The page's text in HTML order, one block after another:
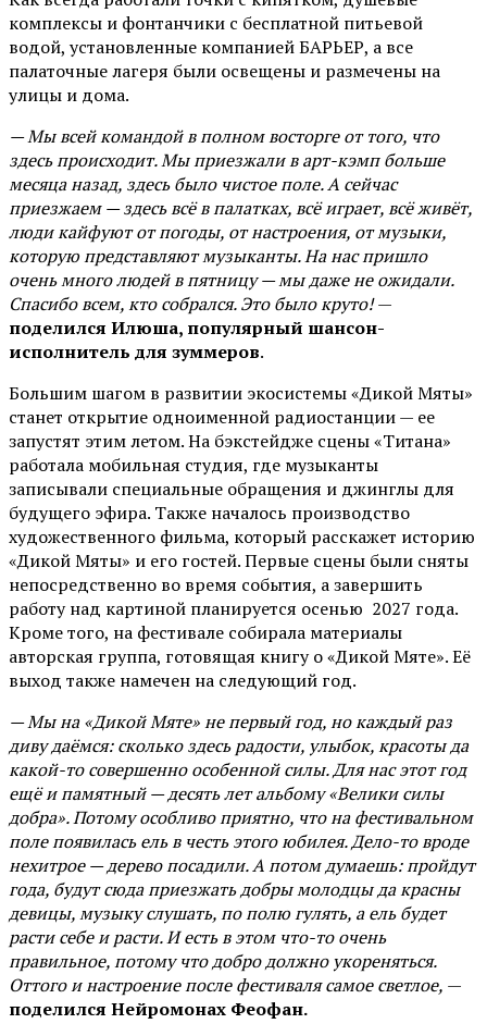
комплексы и фонтанчики с бесплатной питьевой
водой, установленные компанией БАРЬЕР, а все
палаточные лагеря были освещены и размечены на
улицы и дома.
— Мы всей командой в полном восторге от того, что
здесь происходит. Мы приезжали в арт-кэмп больше
месяца назад, здесь было чистое поле. А сейчас
приезжаем — здесь всё в палатках, всё играет, всё живёт,
люди кайфуют от погоды, от настроения, от музыки,
которую представляют музыканты. На нас пришло
очень много людей в пятницу — мы даже не ожидали.
Спасибо всем, кто собрался. Это было круто!—
поделился Илюша, популярный шансон-
исполнитель для зуммеров.
Большим шагом в развитии экосистемы «Дикой Мяты»
станет открытие одноименной радиостанции — ее
запустят этим летом. На бэкстейдже сцены «Титана»
работала мобильная студия, где музыканты
записывали специальные обращения и джинглы для
будущего эфира. Также началось производство
художественного фильма, который расскажет историю
«Дикой Мяты» и его гостей. Первые сцены были сняты
непосредственно во время события, а завершить
работу над картиной планируется осенью 2027 года.
Кроме того, на фестивале собирала материалы
авторская группа, готовящая книгу о «Дикой Мяте». Её
выход также намечен на следующий год.
— Мы на «Дикой Мяте» не первый год, но каждый раз
диву даёмся: сколько здесь радости, улыбок, красоты да
какой-то совершенно особенной силы. Для нас этот год
ещё и памятный — десять лет альбому «Велики силы
добра». Потому особливо приятно, что на фестивальном
поле появилась ель в честь этого юбилея. Дело-то вроде
нехитрое — дерево посадили. А потом думаешь: пройдут
года, будут сюда приезжать добры молодцы да красны
девицы, музыку слушать, по полю гулять, а ель будет
расти себе и расти. И есть в этом что-то очень
правильное, потому что добро должно укореняться.
Оттого и настроение после фестиваля самое светлое, —
поделился Нейромонах Феофан.